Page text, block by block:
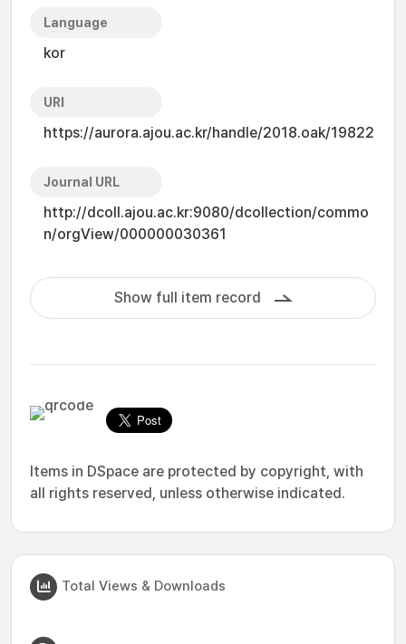
Language
kor
URI
https://aurora.ajou.ac.kr/handle/2018.oak/19822
Journal URL
http://dcoll.ajou.ac.kr:9080/dcollection/commo
n/orgView/000000030361
Show full item record
Items in DSpace are protected by copyright, with
all rights reserved, unless otherwise indicated.
Total Views & Downloads